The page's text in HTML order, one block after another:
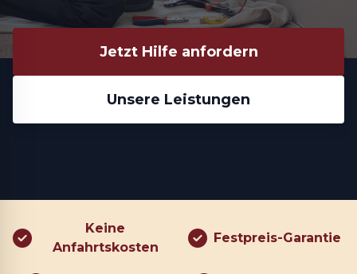
Jetzt Hilfe anfordern
Unsere Leistungen
Keine
Anfahrtskosten
Festpreis-Garantie